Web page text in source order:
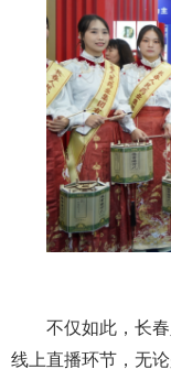
不仅如此，长
线上直播环节，无